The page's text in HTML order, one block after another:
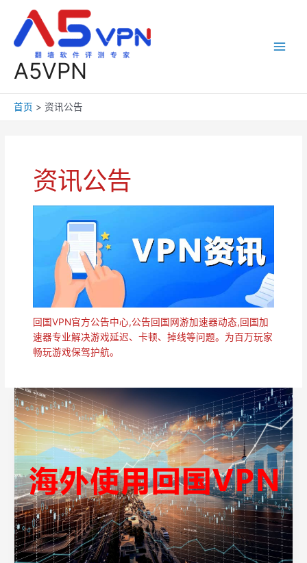
A5VPN
首页 资讯公告
资讯公告
回国VPN官方公告中心,公告回国网游加速器动态,回国加
速器专业解决游戏延迟、卡顿、掉线等问题。为百万玩家
畅玩游戏保驾护航。